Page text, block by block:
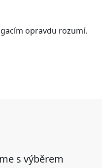
opravdu rozumí.
s výběrem